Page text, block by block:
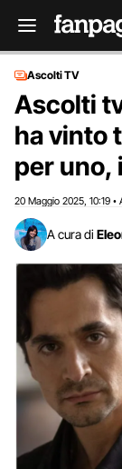
Ascolti TV
Ascolti
ha vinto
per uno,
20 Maggio 2025 10:19 •
A cura di